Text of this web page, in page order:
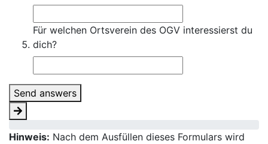
Für welchen Ortsverein des OGV interessierst du
dich?
Send answers
Hinweis: Nach dem Ausfüllen dieses Formulars wird